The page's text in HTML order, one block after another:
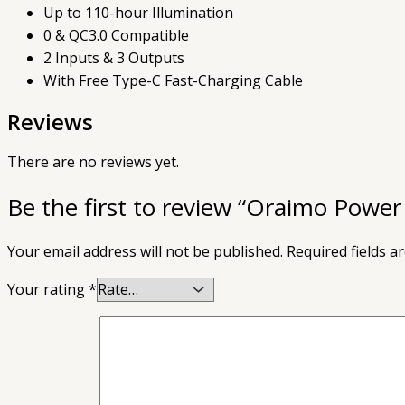
Up to 110-hour Illumination
0 & QC3.0 Compatible
2 Inputs & 3 Outputs
With Free Type-C Fast-Charging Cable
Reviews
There are no reviews yet.
Be the first to review “Oraimo
Your email address will not be published. Required fields
Your rating*